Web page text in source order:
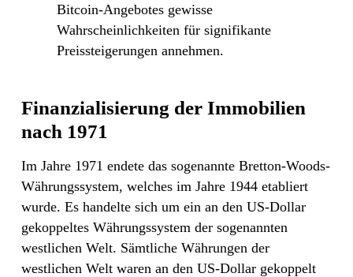
Bitcoin-Angebotes gewisse
Wahrscheinlichkeiten für signifikante
Preissteigerungen annehmen.
Finanzialisierung der Immobilien
nach 1971
Im Jahre 1971 endete das sogenannte Bretton-Woods-
Währungssystem, welches im Jahre 1944 etabliert
wurde. Es handelte sich um ein an den US-Dollar
gekoppeltes Währungssystem der sogenannten
westlichen Welt. Sämtliche Währungen der
westlichen Welt waren an den US-Dollar gekoppelt